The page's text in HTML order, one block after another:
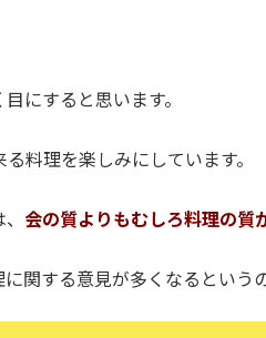
にすると思います。
料理を楽しみにしています。
会の質よりもむしろ料理の質
関する意見が多くなるというの